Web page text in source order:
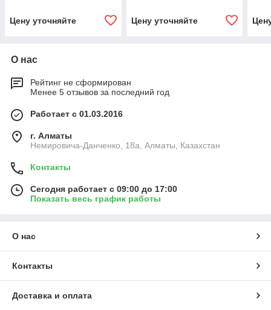
Цену уточняйте Цену уточняйте
О нас
Рейтинг не сформирован
Менее 5 отзывов за последний год
Работает с 01.03.2016
г. Алматы
Немировича-Данченко, 18а, Алматы, Казахстан
Контакты
Сегодня работает с 09:00 до 17:00
Показать весь график работы
О нас
Контакты
Доставка и оплата